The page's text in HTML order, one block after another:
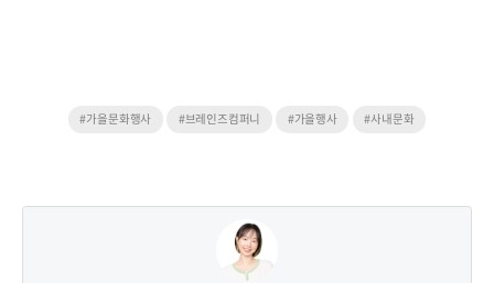
#가을문화행사 #브레인즈컴퍼니 #가을행사 #사내문화